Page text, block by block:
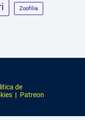
Zoofilia
de
| Patreon